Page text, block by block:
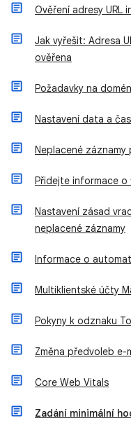
Ověření adresy
Jak vyřešit: Adresa
ověřena
Požadavky na
Nastavení data a
Neplacené záznamy
Přidejte informace o
Nastavení zásad
neplacené záznamy
Informace o
Multiklientské účty
Pokyny k odznaku
Změna předvoleb e-
Core Web Vitals
Zadání minimální